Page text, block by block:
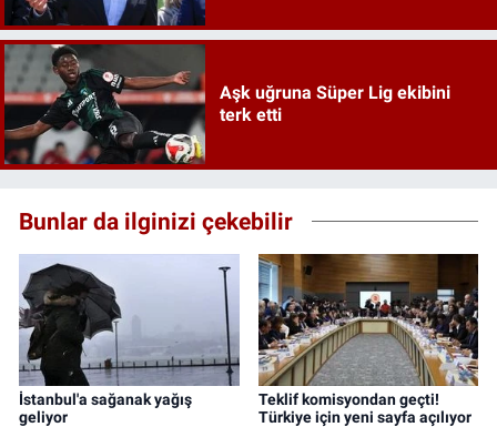
Aşk uğruna Süper Lig ekibini
terk etti
Bunlar da ilginizi çekebilir
İstanbul'a sağanak yağış
geliyor
Teklif komisyondan geçti!
Türkiye için yeni sayfa açılıyor